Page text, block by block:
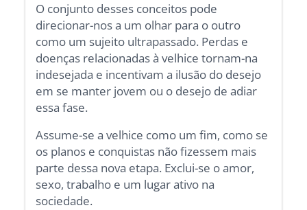
O conjunto desses conceitos pode
direcionar-nos a um olhar para o outro
como um sujeito ultrapassado. Perdas e
doenças relacionadas à velhice tornam-na
indesejada e incentivam a ilusão do desejo
em se manter jovem ou o desejo de adiar
essa fase.
Assume-se a velhice como um fim, como se
os planos e conquistas não fizessem mais
parte dessa nova etapa. Exclui-se o amor,
sexo, trabalho e um lugar ativo na
sociedade.